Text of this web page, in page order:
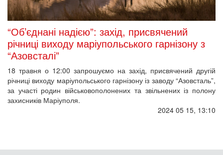
“Об’єднані надією”: захід, присвячений
річниці виходу маріупольського гарнізону з
“Азовсталі”
18 травня о 12:00 запрошуємо на захід, присвячений другій
річниці виходу маріупольського гарнізону із заводу “Азовсталь”,
за участі родин військовополонених та звільнених із полону
захисників Маріуполя.
2024 05 15, 13:10